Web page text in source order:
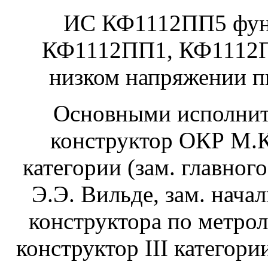
ИС КФ1112ПП5
КФ1112ПП1,
низком напряжении
Основными
конструктор ОКР
категории (зам.
Э.Э. Вильде, зам.
конструктора по
конструктор III